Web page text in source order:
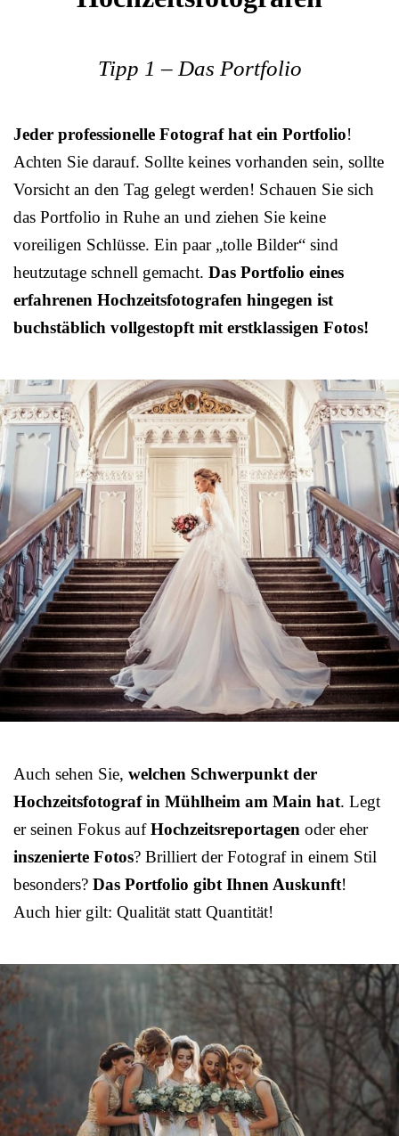
Tipp 1 – Das Portfolio
Jeder professionelle Fotograf hat ein Portfolio!
Achten Sie darauf. Sollte keines vorhanden sein, sollte
Vorsicht an den Tag gelegt werden! Schauen Sie sich
das Portfolio in Ruhe an und ziehen Sie keine
voreiligen Schlüsse. Ein paar „tolle Bilder“ sind
heutzutage schnell gemacht. Das Portfolio eines
erfahrenen Hochzeitsfotografen hingegen ist
buchstäblich vollgestopft mit erstklassigen Fotos!
Auch sehen Sie, welchen Schwerpunkt der
Hochzeitsfotograf in Mühlheim am Main hat. Legt
er seinen Fokus aufHochzeitsreportagen oder eher
inszenierte Fotos? Brilliert der Fotograf in einem Stil
besonders? Das Portfolio gibt Ihnen Auskunft!
Auch hier gilt: Qualität statt Quantität!